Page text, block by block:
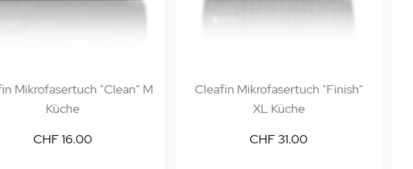
Mikrofasertuch "Clean" M
Küche
CHF 16.00
Cleafin Mikrofasertuch "Finish"
XL Küche
CHF 31.00